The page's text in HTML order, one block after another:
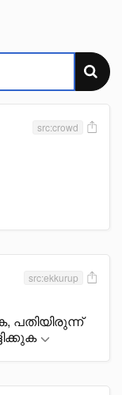
src:crowd
src:ekkurup
പതിയിരുന്ന്